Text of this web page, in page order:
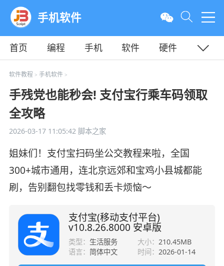
手机软件
首页 编程 手机 软件
硬件
教程
平面
软件教程 > 手机软件>
手残党也能秒会! 支付宝行乘车码领取
全攻略
2026-03-17 11:05:42脚本之家
姐妹们！支付宝扫码坐公交教程来啦，全国
300+城市通用，连北京远郊和宝鸡小县城都能
刷，告别翻包找零钱和丢卡烦恼～
支付宝(移动支付平台)
v10.8.26.8000 安卓版
类型： 生活服务 大小： 210.45MB
语言： 简体中文 时间： 2026-01-14